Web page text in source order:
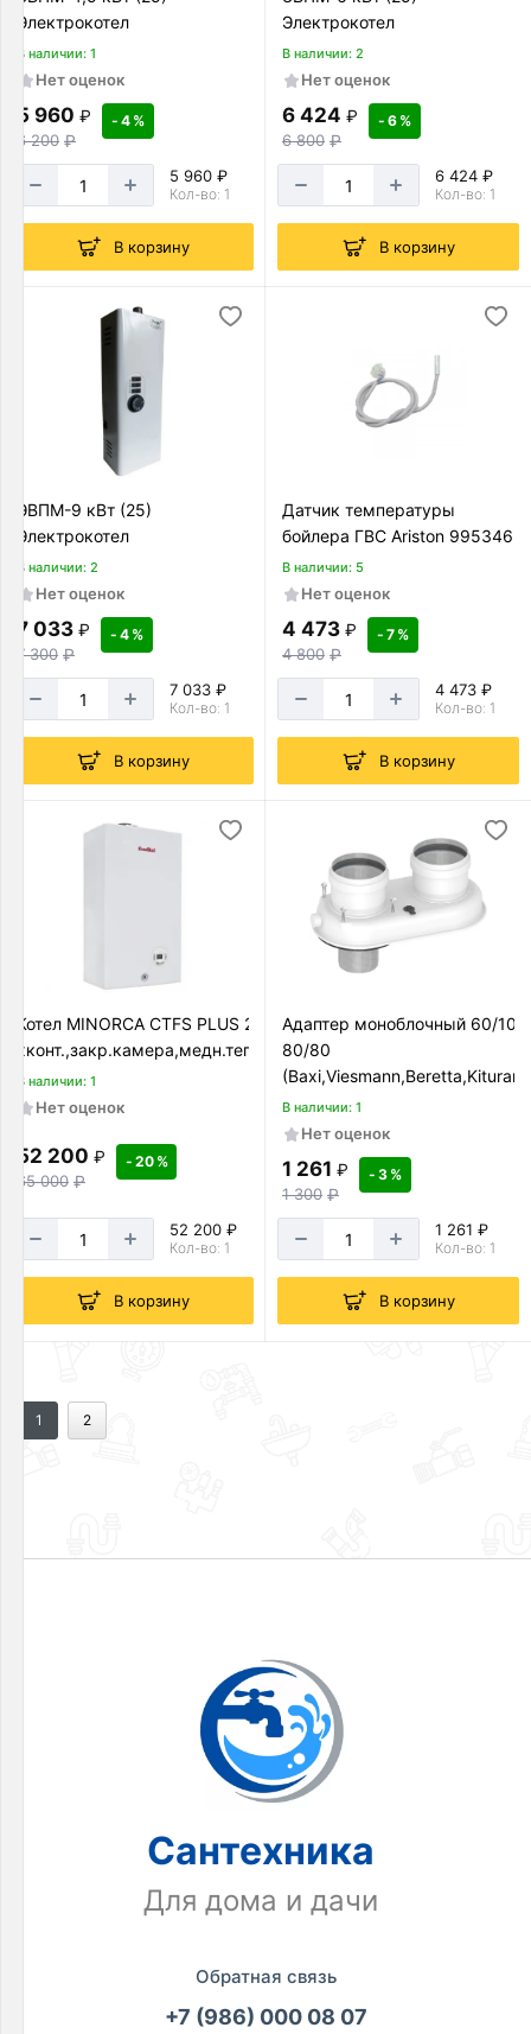
Электрокотел
В наличии: 1
Нет оценок
5 960 ₽
6 200 ₽
- 4 %
5 960 ₽
Кол-во: 1
В корзину
Электрокотел
В наличии: 2
Нет оценок
6 424 ₽
6 800 ₽
- 6 %
6 424 ₽
Кол-во: 1
В корзину
ЭВПМ-9 кВт (25)
Электрокотел
В наличии: 2
Нет оценок
7 033 ₽
7 300 ₽
- 4 %
7 033 ₽
Кол-во: 1
В корзину
Датчик температуры
бойлера ГВС Ariston 995346
В наличии: 5
Нет оценок
4 473 ₽
4 800 ₽
- 7 %
4 473 ₽
Кол-во: 1
В корзину
Котел MINORCA CTFS PLUS 24 CU газ.,настен.,2-
хконт.,закр.камера,медн.теплообм.,погодозав.регул.
В наличии: 1
Нет оценок
52 200 ₽
65 000 ₽
- 20 %
52 200 ₽
Кол-во: 1
В корзину
Адаптер моноблочный 60/
80/80
D)
В наличии: 1
Нет оценок
1 261 ₽
1 300 ₽
- 3 %
1 261 ₽
Кол-во: 1
В корзину
1 2
Сантехника
Для дома и дачи
Обратная связь
+7 (986) 000 08 07